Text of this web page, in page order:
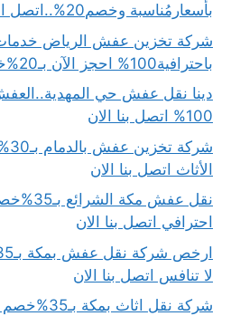
بأسعارمُناسبة وخصم20%..اتصل الـأن
شركة تخزين عفش الرياض
باحترافية100% احجز الآن بـ20%خصم فوري
دينا نقل عفش حي
100% اتصل بنا الان
الأثاث اتصل بنا الان
نقل عفش
احترافي اتصل بنا الان
لا تنافس اتصل بنا الان
شركة نقل